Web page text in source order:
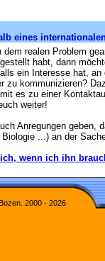
eines
dem realen Problem
habt, dann
ein Interesse hat,
zu kommunizieren?
es zu einer
weiter!
Anregungen geben,
...) an der
wenn ich ihn
2000 - 2026